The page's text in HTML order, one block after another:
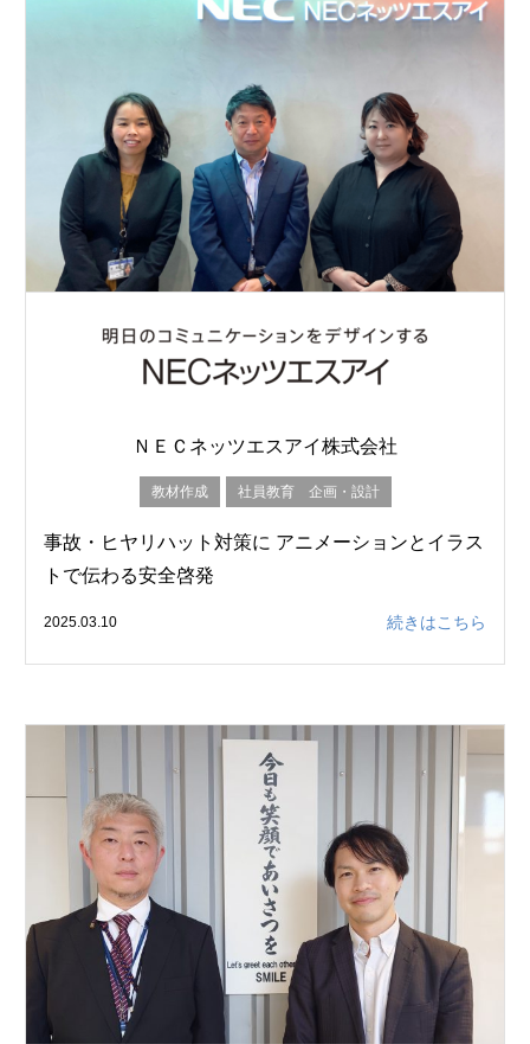
ＮＥＣネッツエスアイ株式会社
教材作成 社員教育 企画・設計
事故・ヒヤリハット対策に アニメーションとイラス
トで伝わる安全啓発
2025.03.10 続きはこちら